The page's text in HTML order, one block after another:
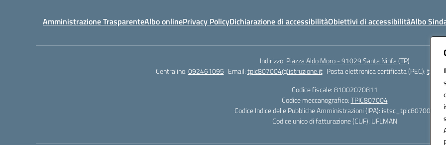
Amministrazione TrasparenteAlbo onlinePrivacy PolicyDichiarazione di accessibilitàObiettivi di accessibilitàAlbo
Indirizzo: Piazza Aldo Moro - 91029 Santa Ninfa (TP)
Centralino:092461095 Email:tpic807004@istruzione.it Posta elettronica certificata (PEC):
Codice fiscale: 81002070811
Codice meccanografico:TPIC807004
Codice Indice delle Pubbliche Amministrazioni (IPA): istsc_tpic807004
Codice unico di fatturazione (CUF): UFLMAN